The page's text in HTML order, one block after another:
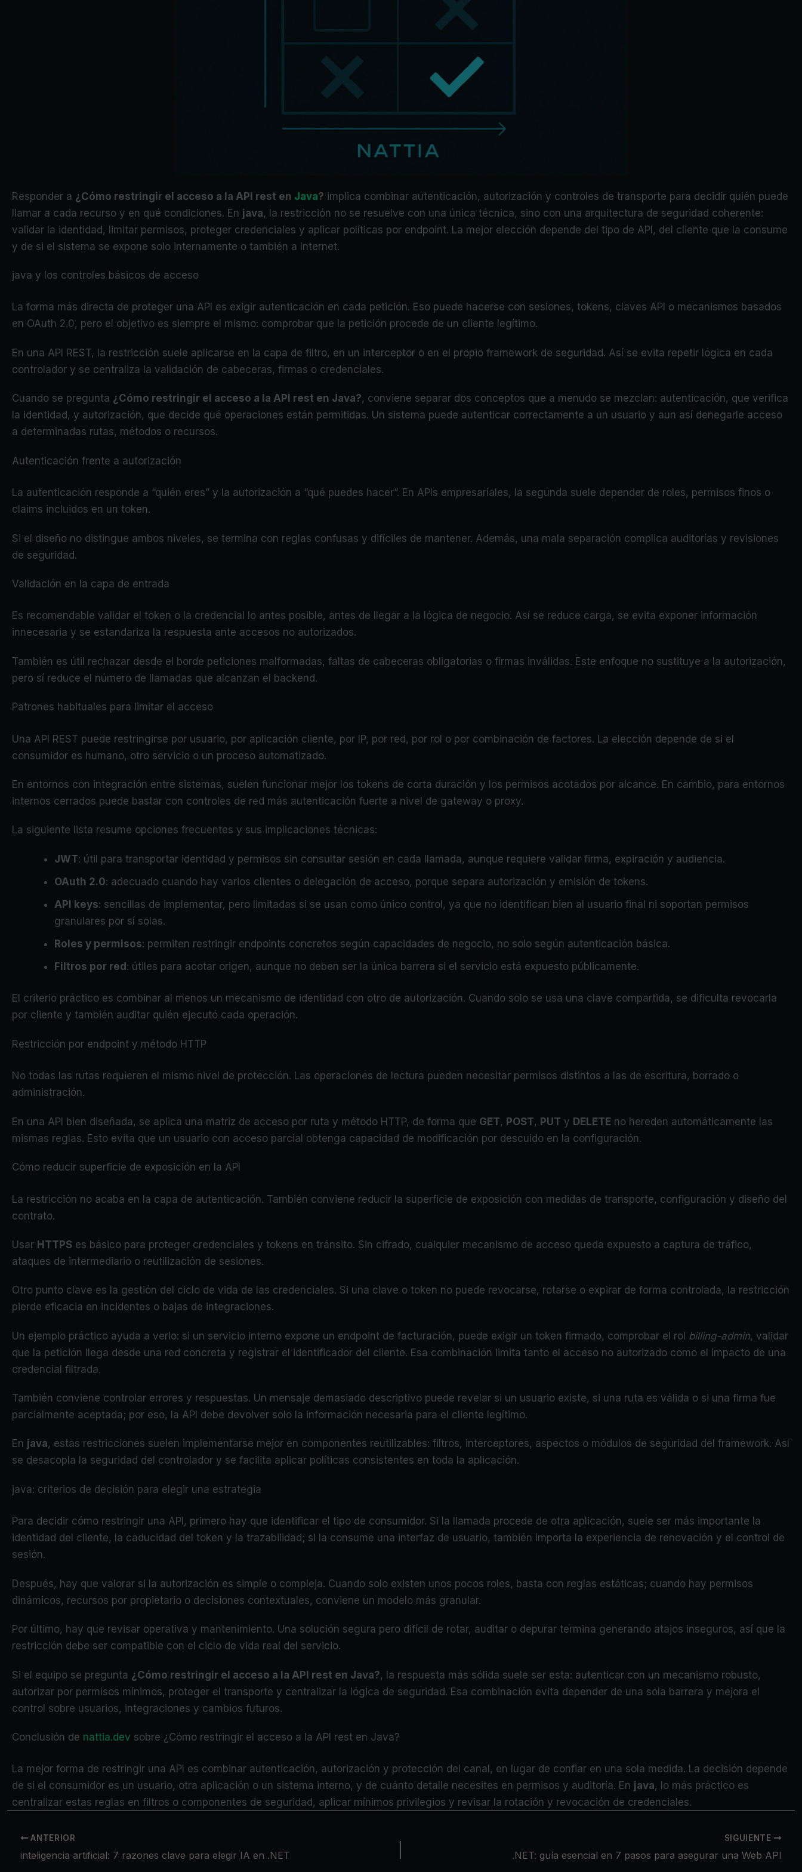
Responder a ¿Cómo restringir el acceso a la API rest en Java? implica combinar autenticación, autorización y controles de transporte para decidir quién puede
llamar a cada recurso y en qué condiciones. En java, la restricción no se resuelve con una única técnica, sino con una arquitectura de seguridad coherente:
validar la identidad, limitar permisos, proteger credenciales y aplicar políticas por endpoint. La mejor elección depende del tipo de API, del cliente que la consume
y de si el sistema se expone solo internamente o también a Internet.
java y los controles básicos de acceso
La forma más directa de proteger una API es exigir autenticación en cada petición. Eso puede hacerse con sesiones, tokens, claves API o mecanismos basados
en OAuth 2.0, pero el objetivo es siempre el mismo: comprobar que la petición procede de un cliente legítimo.
En una API REST, la restricción suele aplicarse en la capa de filtro, en un interceptor o en el propio framework de seguridad. Así se evita repetir lógica en cada
controlador y se centraliza la validación de cabeceras, firmas o credenciales.
Cuando se pregunta ¿Cómo restringir el acceso a la API rest en Java?, conviene separar dos conceptos que a menudo se mezclan: autenticación, que verifica
la identidad, y autorización, que decide qué operaciones están permitidas. Un sistema puede autenticar correctamente a un usuario y aun así denegarle acceso
a determinadas rutas, métodos o recursos.
Autenticación frente a autorización
La autenticación responde a “quién eres” y la autorización a “qué puedes hacer”. En APIs empresariales, la segunda suele depender de roles, permisos finos o
claims incluidos en un token.
Si el diseño no distingue ambos niveles, se termina con reglas confusas y difíciles de mantener. Además, una mala separación complica auditorías y revisiones
de seguridad.
Validación en la capa de entrada
Es recomendable validar el token o la credencial lo antes posible, antes de llegar a la lógica de negocio. Así se reduce carga, se evita exponer información
innecesaria y se estandariza la respuesta ante accesos no autorizados.
También es útil rechazar desde el borde peticiones malformadas, faltas de cabeceras obligatorias o firmas inválidas. Este enfoque no sustituye a la autorización,
pero sí reduce el número de llamadas que alcanzan el backend.
Patrones habituales para limitar el acceso
Una API REST puede restringirse por usuario, por aplicación cliente, por IP, por red, por rol o por combinación de factores. La elección depende de si el
consumidor es humano, otro servicio o un proceso automatizado.
En entornos con integración entre sistemas, suelen funcionar mejor los tokens de corta duración y los permisos acotados por alcance. En cambio, para entornos
internos cerrados puede bastar con controles de red más autenticación fuerte a nivel de gateway o proxy.
La siguiente lista resume opciones frecuentes y sus implicaciones técnicas:
JWT: útil para transportar identidad y permisos sin consultar sesión en cada llamada, aunque requiere validar firma, expiración y audiencia.
OAuth 2.0: adecuado cuando hay varios clientes o delegación de acceso, porque separa autorización y emisión de tokens.
API keys: sencillas de implementar, pero limitadas si se usan como único control, ya que no identifican bien al usuario final ni soportan permisos
granulares por sí solas.
Roles y permisos: permiten restringir endpoints concretos según capacidades de negocio, no solo según autenticación básica.
Filtros por red: útiles para acotar origen, aunque no deben ser la única barrera si el servicio está expuesto públicamente.
El criterio práctico es combinar al menos un mecanismo de identidad con otro de autorización. Cuando solo se usa una clave compartida, se dificulta revocarla
por cliente y también auditar quién ejecutó cada operación.
Restricción por endpoint y método HTTP
No todas las rutas requieren el mismo nivel de protección. Las operaciones de lectura pueden necesitar permisos distintos a las de escritura, borrado o
administración.
En una API bien diseñada, se aplica una matriz de acceso por ruta y método HTTP, de forma que GET, POST, PUT y DELETE no hereden automáticamente las
mismas reglas. Esto evita que un usuario con acceso parcial obtenga capacidad de modificación por descuido en la configuración.
Cómo reducir superficie de exposición en la API
La restricción no acaba en la capa de autenticación. También conviene reducir la superficie de exposición con medidas de transporte, configuración y diseño del
contrato.
Usar HTTPS es básico para proteger credenciales y tokens en tránsito. Sin cifrado, cualquier mecanismo de acceso queda expuesto a captura de tráfico,
ataques de intermediario o reutilización de sesiones.
Otro punto clave es la gestión del ciclo de vida de las credenciales. Si una clave o token no puede revocarse, rotarse o expirar de forma controlada, la restricción
pierde eficacia en incidentes o bajas de integraciones.
Un ejemplo práctico ayuda a verlo: si un servicio interno expone un endpoint de facturación, puede exigir un token firmado, comprobar el rol billing-admin, validar
que la petición llega desde una red concreta y registrar el identificador del cliente. Esa combinación limita tanto el acceso no autorizado como el impacto de una
credencial filtrada.
También conviene controlar errores y respuestas. Un mensaje demasiado descriptivo puede revelar si un usuario existe, si una ruta es válida o si una firma fue
parcialmente aceptada; por eso, la API debe devolver solo la información necesaria para el cliente legítimo.
En java, estas restricciones suelen implementarse mejor en componentes reutilizables: filtros, interceptores, aspectos o módulos de seguridad del framework. Así
se desacopla la seguridad del controlador y se facilita aplicar políticas consistentes en toda la aplicación.
java: criterios de decisión para elegir una estrategia
Para decidir cómo restringir una API, primero hay que identificar el tipo de consumidor. Si la llamada procede de otra aplicación, suele ser más importante la
identidad del cliente, la caducidad del token y la trazabilidad; si la consume una interfaz de usuario, también importa la experiencia de renovación y el control de
sesión.
Después, hay que valorar si la autorización es simple o compleja. Cuando solo existen unos pocos roles, basta con reglas estáticas; cuando hay permisos
dinámicos, recursos por propietario o decisiones contextuales, conviene un modelo más granular.
Por último, hay que revisar operativa y mantenimiento. Una solución segura pero difícil de rotar, auditar o depurar termina generando atajos inseguros, así que la
restricción debe ser compatible con el ciclo de vida real del servicio.
Si el equipo se pregunta ¿Cómo restringir el acceso a la API rest en Java?, la respuesta más sólida suele ser esta: autenticar con un mecanismo robusto,
autorizar por permisos mínimos, proteger el transporte y centralizar la lógica de seguridad. Esa combinación evita depender de una sola barrera y mejora el
control sobre usuarios, integraciones y cambios futuros.
Conclusión de nattia.dev sobre ¿Cómo restringir el acceso a la API rest en Java?
La mejor forma de restringir una API es combinar autenticación, autorización y protección del canal, en lugar de confiar en una sola medida. La decisión depende
de si el consumidor es un usuario, otra aplicación o un sistema interno, y de cuánto detalle necesites en permisos y auditoría. En java, lo más práctico es
centralizar estas reglas en filtros o componentes de seguridad, aplicar mínimos privilegios y revisar la rotación y revocación de credenciales.
ANTERIOR
inteligencia artificial: 7 razones clave para elegir IA en .NET
SIGUIENTE
.NET: guía esencial en 7 pasos para asegurar una Web API